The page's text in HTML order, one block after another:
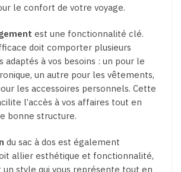
le confort de votre voyage.
est une fonctionnalité clé.
doit comporter plusieurs
à vos besoins : un pour le
un autre pour les vêtements,
les accessoires personnels. Cette
l’accès à vos affaires tout en
bonne structure.
du sac à dos est également
allier esthétique et fonctionnalité,
style qui vous représente tout en